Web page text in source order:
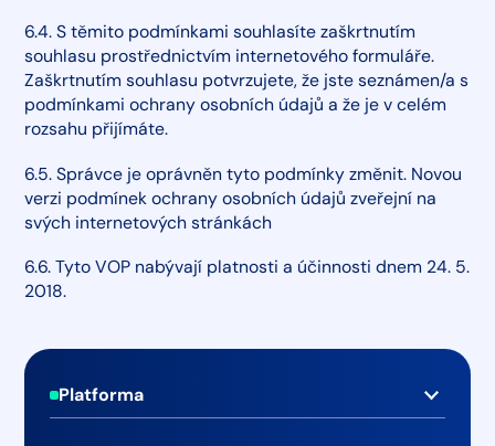
6.4. S těmito podmínkami souhlasíte zaškrtnutím
souhlasu prostřednictvím internetového formuláře.
Zaškrtnutím souhlasu potvrzujete, že jste seznámen/a s
podmínkami ochrany osobních údajů a že je v celém
rozsahu přijímáte.
6.5. Správce je oprávněn tyto podmínky změnit. Novou
verzi podmínek ochrany osobních údajů zveřejní na
svých internetových stránkách
6.6. Tyto VOP nabývají platnosti a účinnosti dnem 24. 5.
2018.
Patička
Platforma